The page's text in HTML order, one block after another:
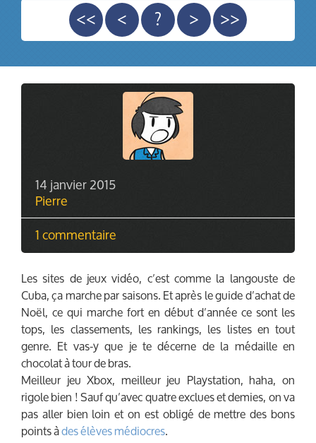
<< < ? > >>
14 janvier 2015
Pierre
1 commentaire
Les sites de jeux vidéo, c’est comme la langouste de
Cuba, ça marche par saisons. Et après le guide d’achat de
Noël, ce qui marche fort en début d’année ce sont les
tops, les classements, les rankings, les listes en tout
genre. Et vas-y que je te décerne de la médaille en
chocolat à tour de bras.
Meilleur jeu Xbox, meilleur jeu Playstation, haha, on
rigole bien ! Sauf qu’avec quatre exclues et demies, on va
pas aller bien loin et on est obligé de mettre des bons
points àdes élèves médiocres.